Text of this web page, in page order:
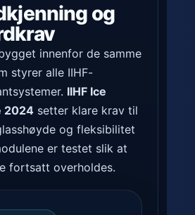
og
innenfor de samme
styrer alle IIHF-
IIHF Ice
2024 setter klare krav til
og fleksibilitet
er testet slik at
fortsatt overholdes.